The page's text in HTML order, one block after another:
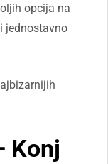
opcija na
jednostavno
Konj